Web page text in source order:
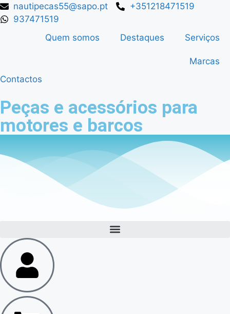
nautipecas55@sapo.pt
+351218471519
937471519
Quem somos
Destaques Serviços
Marcas
Contactos
Peças e acessórios para
motores e barcos